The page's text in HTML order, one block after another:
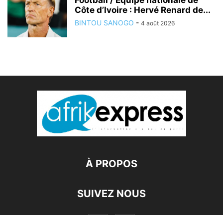
Côte d’Ivoire : Hervé Renard de...
BINTOU SANOGO - 4 août 2026
À PROPOS
SUIVEZ NOUS